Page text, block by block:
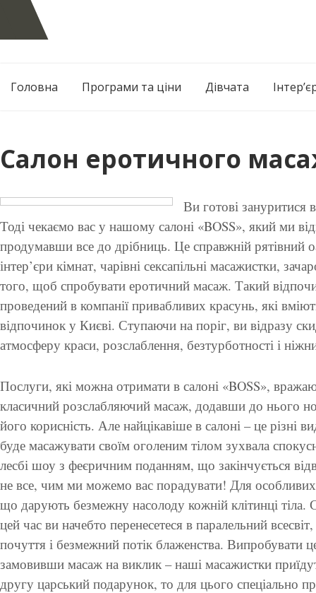
Головна Програми та ціни Дівчата
Салон еротичного
Ви готові зануритися
Тоді чекаємо вас у нашому салоні «BOSS», який ми
продумавши все до дрібниць. Це справжній рятівний
інтер’єри кімнат, чарівні сексапільні масажистки,
того, щоб спробувати еротичний масаж. Такий
проведений в компанії привабливих красунь, які
відпочинок у Києві. Ступаючи на поріг, ви відразу
атмосферу краси, розслаблення, безтурботності і
Послуги, які можна отримати в салоні «BOSS»,
класичний розслабляючий масаж, додавши до нього
його корисність. Але найцікавіше в салоні – це різні
буде масажувати своїм оголеним тілом зухвала
лесбі шоу з феєричним поданням, що закінчується
не все, чим ми можемо вас порадувати! Для особливих
що дарують безмежну насолоду кожній клітинці тіла.
цей час ви начебто перенесетеся в паралельний
почуття і безмежний потік блаженства. Випробувати
замовивши масаж на виклик – наші масажистки
другу царський подарунок, то для цього спеціально